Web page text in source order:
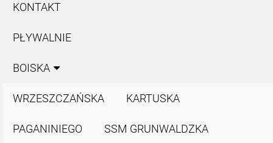
KONTAKT
PŁYWALNIE
BOISKA
WRZESZCZAŃSKA KARTUSKA
PAGANINIEGO SSM GRUNWALDZKA